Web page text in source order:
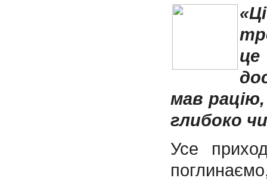
мав
глибоко
Усе